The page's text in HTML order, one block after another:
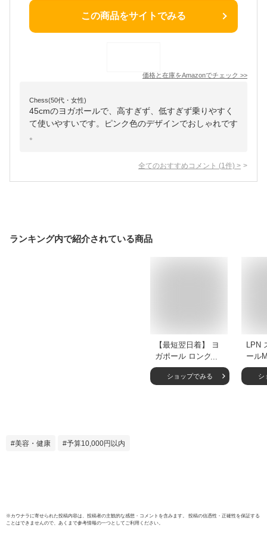
この商品をサイトでみる
価格と在庫をAmazonでチェック >>
Chess(50代・女性)
45cmのヨガポールで、高すぎず、低すぎず乗りやすく
て使いやすいです。ピンク色のデザインでおしゃれです
。
全てのおすすめコメント (1 件) >
ランキング内で紹介されている商品
【最短翌日着】 ヨ
ガポール ロング カ
バー付き ストレッ
チ用 ポール エクサ
ショップでみる
LPN
ール
ター
ササ
シ
美容・健康 予算10,000円以内
※ カウナラに寄せられた投稿内容は、投稿者の主観的な感想・コメントを含みます。 投稿の信憑性・正確性を保証する
ことはできませんので、あくまで参考情報の一つとしてご利用ください。